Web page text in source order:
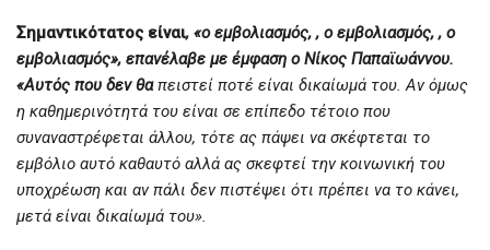
Σημαντικότατος είναι, «ο εμβολιασμός, , ο εμβολιασμός, , ο
εμβολιασμός», επανέλαβε με έμφαση ο Νίκος Παπαϊωάννου.
«Αυτός που δεν θαπειστεί ποτέ είναι δικαίωμά του. Αν όμως
η καθημερινότητά του είναι σε επίπεδο τέτοιο που
συναναστρέφεται άλλου, τότε ας πάψει να σκέφτεται το
εμβόλιο αυτό καθαυτό αλλά ας σκεφτεί την κοινωνική του
υποχρέωση και αν πάλι δεν πιστέψει ότι πρέπει να το κάνει,
μετά είναι δικαίωμά του».